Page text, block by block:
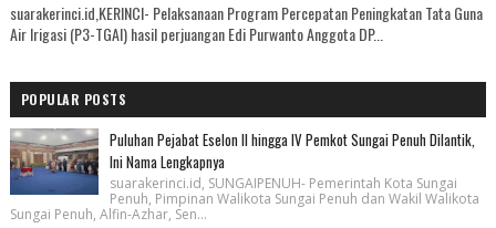
suarakerinci.id,KERINCI- Pelaksanaan Program Percepatan Peningkatan Tata Guna
Air Irigasi (P3-TGAI) hasil perjuangan Edi Purwanto Anggota DP...
POPULAR POSTS
Puluhan Pejabat Eselon II hingga IV Pemkot Sungai Penuh Dilantik,
Ini Nama Lengkapnya
suarakerinci.id, SUNGAIPENUH- Pemerintah Kota Sungai
Penuh, Pimpinan Walikota Sungai Penuh dan Wakil Walikota
Sungai Penuh, Alfin-Azhar, Sen...